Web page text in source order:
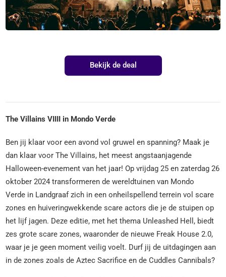
Bekijk de deal
The Villains VIIII in Mondo Verde
Ben jij klaar voor een avond vol gruwel en spanning? Maak je
dan klaar voor The Villains, het meest angstaanjagende
Halloween-evenement van het jaar! Op vrijdag 25 en zaterdag 26
oktober 2024 transformeren de wereldtuinen van Mondo
Verde in Landgraaf zich in een onheilspellend terrein vol scare
zones en huiveringwekkende scare actors die je de stuipen op
het lijf jagen. Deze editie, met het thema Unleashed Hell, biedt
zes grote scare zones, waaronder de nieuwe Freak House 2.0,
waar je je geen moment veilig voelt. Durf jij de uitdagingen aan
in de zones zoals de Aztec Sacrifice en de Cuddles Cannibals?